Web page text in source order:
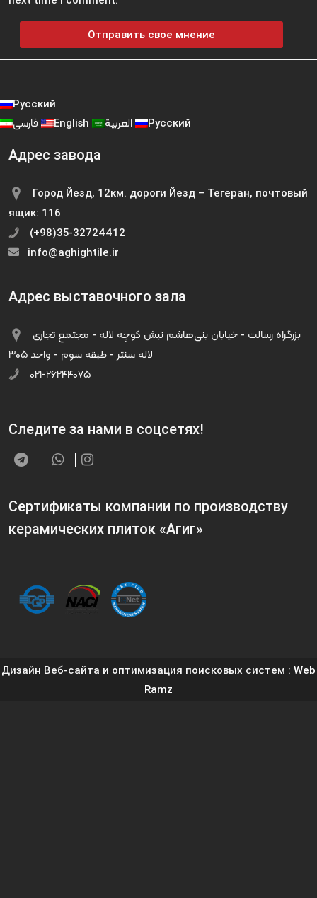
Русский
English Русский
Адрес завода
Город Йезд, 12км. дороги Йезд – Тегеран, почтовый
ящик: 116
(+98)35-32724412
info@aghightile.ir
Адрес выставочного зала
لاله سنتر - طبقه سوم - واحد ۳۰۵
۰۲۱-۲۶۲۴۴۰۷۵
Следите за нами в соцсетях!
Сертификаты компании по производству
керамических плиток «Агиг»
Дизайн Веб-сайта и оптимизация поисковых систем : Web
Ramz